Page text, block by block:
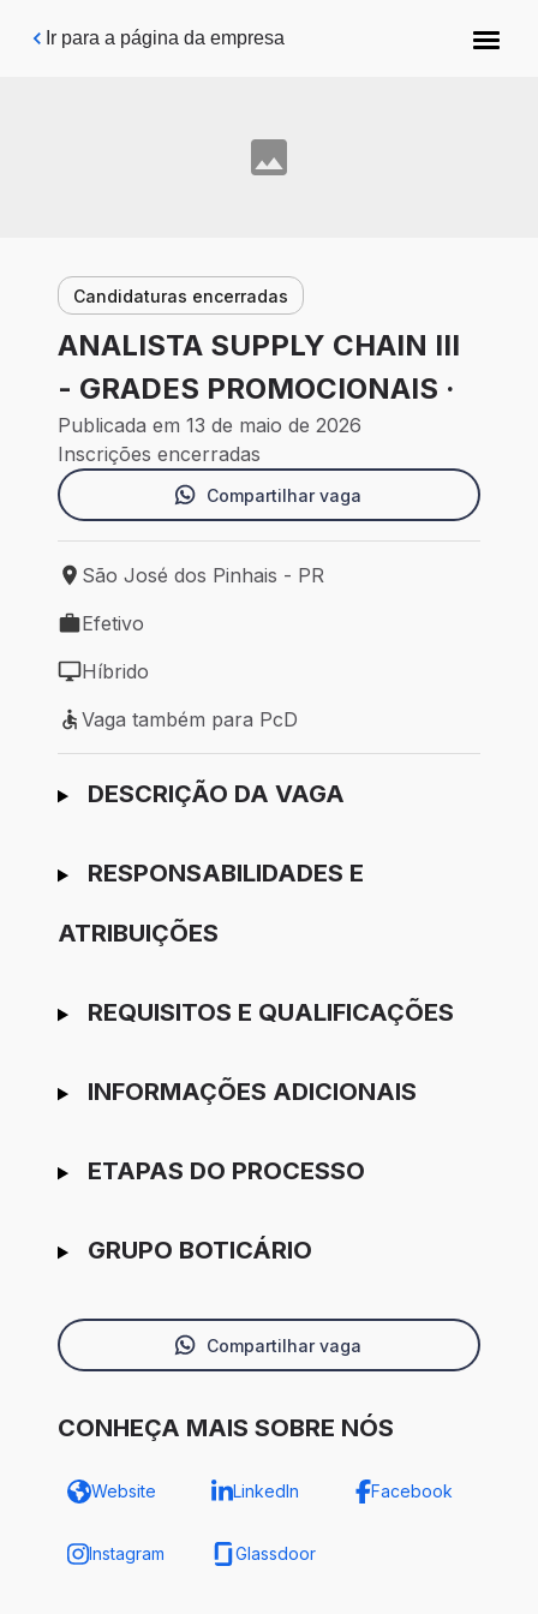
Pular para o conteúdo principal
Ir para a página da empresa
Candidaturas encerradas
ANALISTA SUPPLY CHAIN III
- GRADES PROMOCIONAIS ·
Publicada em 13 de maio de 2026
Inscrições encerradas
Compartilhar vaga
Local de trabalho: São José dos Pinhais - PR
São José dos Pinhais - PR
Tipo de vaga: Efetivo
Efetivo
Modelo de trabalho: Híbrido
Híbrido
Vaga também para PcD
Vaga também para PcD
Ir para candidatura
DESCRIÇÃO DA VAGA
RESPONSABILIDADES E
ATRIBUIÇÕES
REQUISITOS E QUALIFICAÇÕES
INFORMAÇÕES ADICIONAIS
ETAPAS DO PROCESSO
GRUPO BOTICÁRIO
Compartilhar vaga
CONHEÇA MAIS SOBRE NÓS
Website LinkedIn Facebook
Instagram Glassdoor